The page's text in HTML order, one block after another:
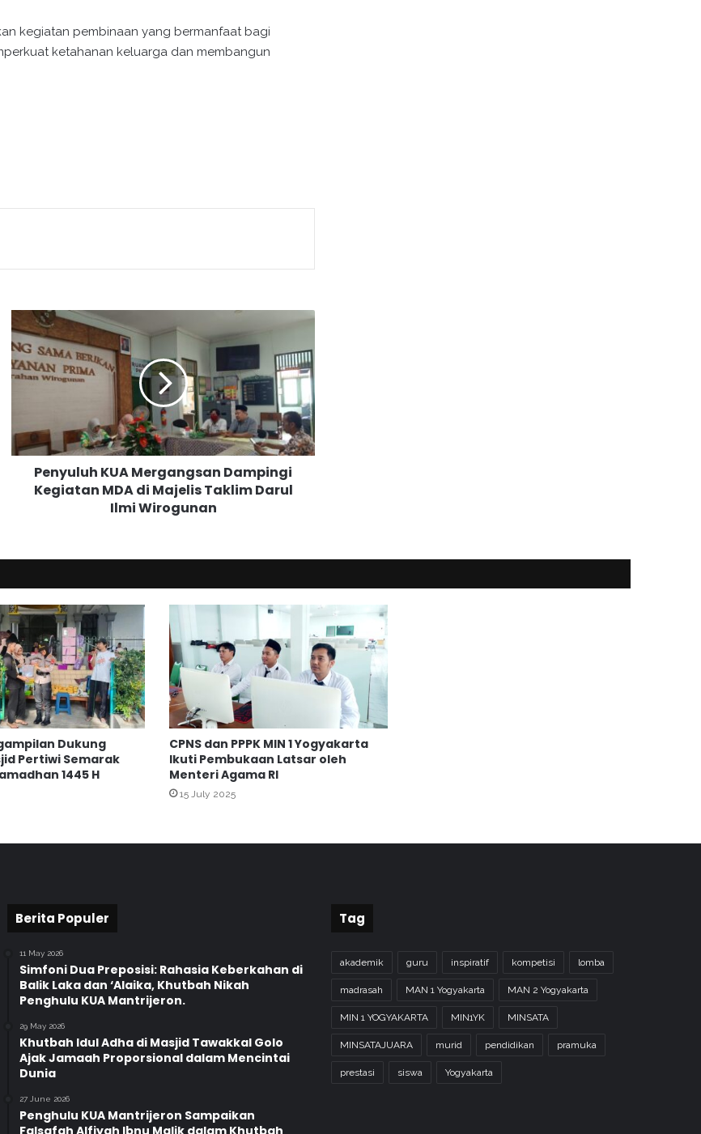
kegiatan pembinaan yang bermanfaat bagi
ketahanan keluarga dan membangun
P
e
n
y
h
K
g
n
g
s
a
n
D
a
m
p
i
n
g
g
a
Penyuluh KUA Mergangsan Dampingi
Kegiatan MDA di Majelis Taklim Darul
Ilmi Wirogunan
Dukung
Pertiwi Semarak
1445 H
CPNS dan PPPK MIN 1 Yogyakarta
Ikuti Pembukaan Latsar oleh
Menteri Agama RI
15 July 2025
Berita Populer
11 May 2026
Simfoni Dua Preposisi: Rahasia Keberkahan di
Balik Laka dan ‘Alaika, Khutbah Nikah
Penghulu KUA Mantrijeron.
29 May 2026
Khutbah Idul Adha di Masjid Tawakkal Golo
Ajak Jamaah Proporsional dalam Mencintai
Dunia
27 June 2026
Penghulu KUA Mantrijeron Sampaikan
Falsafah Alfiyah Ibnu Malik dalam Khutbah
Tag
akademik guru inspiratif kompetisi lomba
madrasah MAN 1 Yogyakarta MAN 2 Yogyakarta
MIN 1 YOGYAKARTA MIN1YK MINSATA
MINSATAJUARA murid pendidikan pramuka
prestasi siswa Yogyakarta